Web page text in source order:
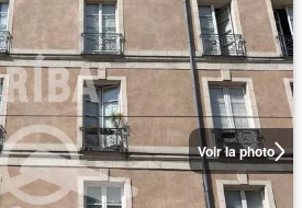
Voir la photo